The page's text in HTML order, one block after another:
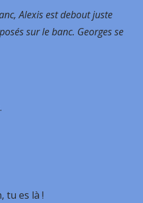
Alexis est debout juste
sur le banc. Georges se
tu es là !